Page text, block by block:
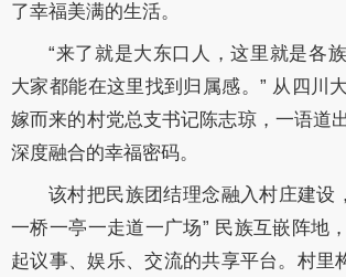
了幸福美满的生活。
“来了就是大东口人，这里就是各
大家都能在这里找到归属感。” 从四川
嫁而来的村党总支书记陈志琼，一语道
深度融合的幸福密码。
该村把民族团结理念融入村庄建设
一桥一亭一走道一广场” 民族互嵌阵地
起议事、娱乐、交流的共享平台。村里